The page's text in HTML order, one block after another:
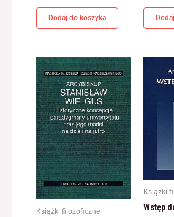
Dodaj do koszyka
Książki filozoficzne
Książki
Wstęp